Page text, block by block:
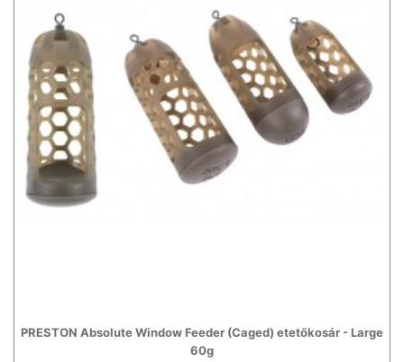
PRESTON Absolute Window Feeder (Caged) etetőkosár - Large
60g